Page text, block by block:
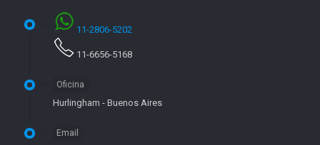
11-2806-5202
11-6656-5168
Oficina
Hurlingham - Buenos Aires
Email